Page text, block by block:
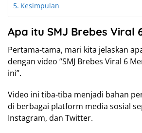
Kesimpulan
Apa itu SMJ Brebes Viral
Pertama-tama, mari kita jelaskan
dengan video “SMJ Brebes Viral 6
ini”.
Video ini tiba-tiba menjadi bahan
di berbagai platform media sosial
Instagram, dan Twitter.